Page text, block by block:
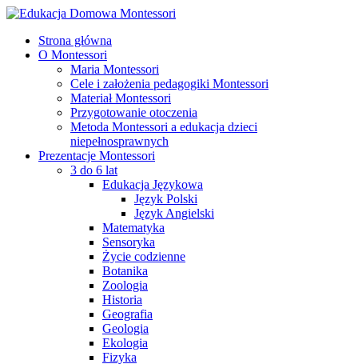
Strona główna
O Montessori
Maria Montessori
Cele i założenia pedagogiki Montessori
Materiał Montessori
Przygotowanie otoczenia
Metoda Montessori a edukacja dzieci
niepełnosprawnych
Prezentacje Montessori
3 do 6 lat
Edukacja Językowa
Język Polski
Język Angielski
Matematyka
Sensoryka
Życie codzienne
Botanika
Zoologia
Historia
Geografia
Geologia
Ekologia
Fizyka